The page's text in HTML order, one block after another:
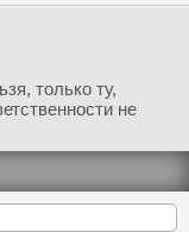
только ту,
не